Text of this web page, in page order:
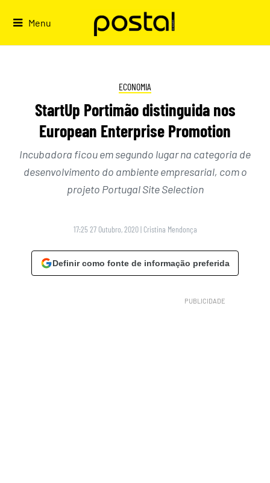
Menu
ECONOMIA
StartUp Portimão distinguida nos
European Enterprise Promotion
Incubadora ficou em segundo lugar na categoria de
desenvolvimento do ambiente empresarial, com o
projeto Portugal Site Selection
17:25 27 Outubro, 2020 | Cristina Mendonça
Definir como fonte de informação preferida